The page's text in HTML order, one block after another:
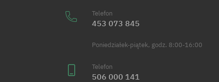
Telefon
453 073 845
Poniedziałek-piątek, godz. 8:00-16:00
Telefon
506 000 141